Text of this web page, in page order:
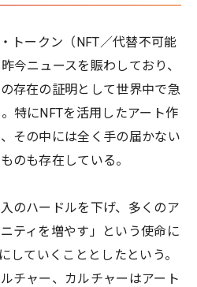
トークン（NFT／代替不可能
今ニュースを賑わしており、
存在の証明として世界中で急
特にNFTを活用したアート作
その中には全く手の届かない
のも存在している。
のハードルを下げ、多くのア
ティを増やす」という使命に
していくこととしたという。
チャー、カルチャーはアート